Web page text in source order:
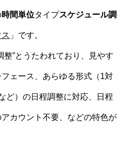
時間単位タイプスケジュール調
」です。
整”とうたわれており、見やす
ェース、あらゆる形式（1対
ど）の日程調整に対応、日程
カウント不要、などの特色が